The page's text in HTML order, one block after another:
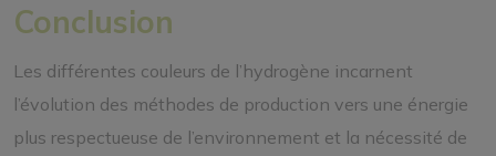
Conclusion
Les différentes couleurs de l’hydrogène incarnent
l’évolution des méthodes de production vers une énergie
plus respectueuse de l’environnement et la nécessité de